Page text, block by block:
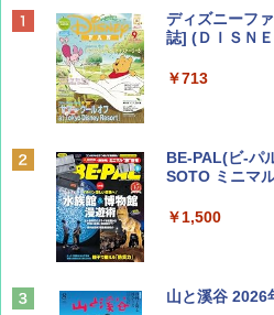
ディズニーフ
誌] (ＤＩＳＮ
￥713
BE-PAL(ビ-パ
SOTO ミニマ
￥1,500
山と溪谷 2026